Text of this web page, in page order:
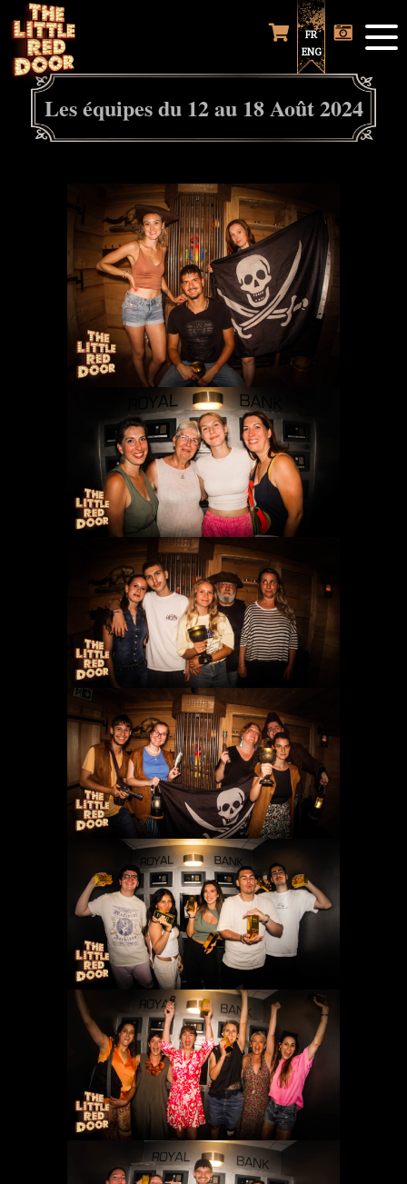
FR
ENG
Les équipes du 12 au 18 Août 2024